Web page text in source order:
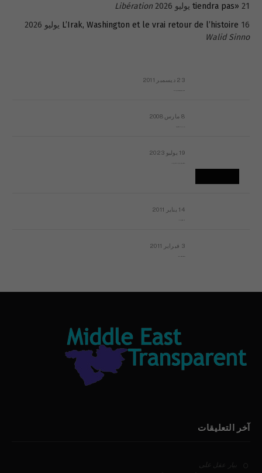
tiendra pas» 21 يوليو 2026
Libération
L’Irak, Washington et le vrai retour de l’histoire 16 يوليو 2026
Walid Sinno
23 ديسمبر 2011
8 مارس 2008
19 يوليو 2023
14 يناير 2011
3 فبراير 2011
آخر التعليقات
بيار عقل على